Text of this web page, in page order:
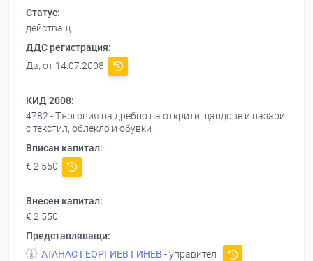
Статус:
действащ
ДДС регистрация:
Да, от 14.07.2008
КИД 2008:
4782 - Търговия на дребно на открити щандове и пазари
с текстил, облекло и обувки
Вписан капитал:
€ 2 550
Внесен капитал:
€ 2 550
Представляващи:
АТАНАС ГЕОРГИЕВ ГИНЕВ - управител